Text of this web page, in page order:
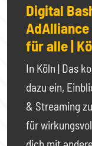
Digital
AdAlliance
für alle |
In Köln | Das
dazu ein,
& Streaming
für